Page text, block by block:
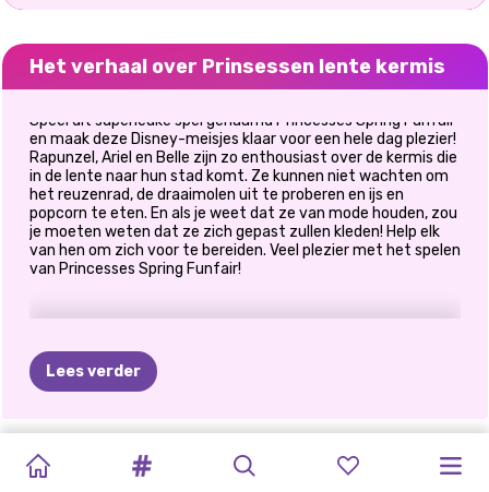
Het verhaal over Prinsessen lente kermis
Speel dit superleuke spel genaamd Princesses Spring Funfair
en maak deze Disney-meisjes klaar voor een hele dag plezier!
Rapunzel, Ariel en Belle zijn zo enthousiast over de kermis die
in de lente naar hun stad komt. Ze kunnen niet wachten om
het reuzenrad, de draaimolen uit te proberen en ijs en
popcorn te eten. En als je weet dat ze van mode houden, zou
je moeten weten dat ze zich gepast zullen kleden! Help elk
van hen om zich voor te bereiden. Veel plezier met het spelen
van Princesses Spring Funfair!
Lees verder
REIS
MOANA
MODE-
LOOKBOOK
SPOOKACHTIGE
DRESSUP-
HOPPY'S
VERRASSING
PRINSES
KERSENBLOESEM
PRINSESSEN
VOORBEREIDINGEN
PRINCESS
MEISJES: